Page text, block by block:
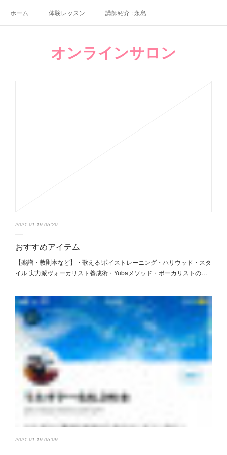
ホーム 体験レッスン 講師紹介 : 永島
講師募集
オンラインサロン
2021.01.19 05:20
おすすめアイテム
【楽譜・教則本など】・歌える!ボイストレーニング・ハリウッド・スタ
イル 実力派ヴォーカリスト養成術・Yubaメソッド・ボーカリストの…
2021.01.19 05:09